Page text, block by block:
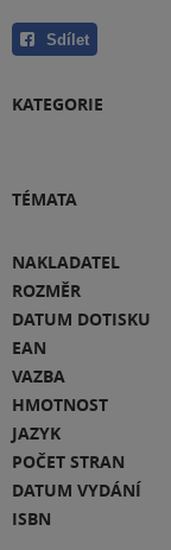
Sdílet
KATEGORIE
TÉMATA
NAKLADATEL
ROZMĚR
DATUM DOTISKU
EAN
VAZBA
HMOTNOST
JAZYK
POČET STRAN
DATUM VYDÁNÍ
ISBN